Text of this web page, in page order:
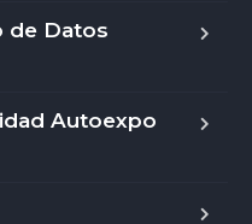
de Datos
Autoexpo